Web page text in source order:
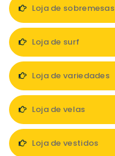
Loja de sobremesas
Loja de surf
Loja de variedades
Loja de velas
Loja de vestidos